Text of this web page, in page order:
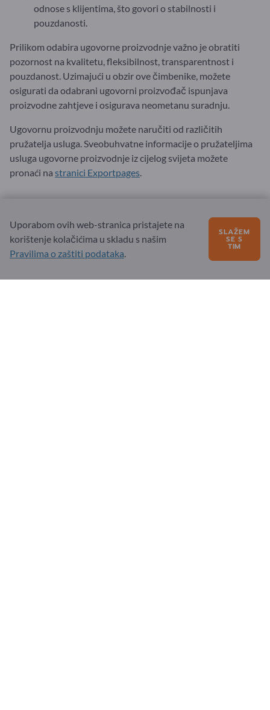
odnose s klijentima, što govori o stabilnosti i
pouzdanosti.
Prilikom odabira ugovorne proizvodnje važno je obratiti
pozornost na kvalitetu, fleksibilnost, transparentnost i
pouzdanost. Uzimajući u obzir ove čimbenike, možete
osigurati da odabrani ugovorni proizvođač ispunjava
proizvodne zahtjeve i osigurava neometanu suradnju.
Ugovornu proizvodnju možete naručiti od različitih
pružatelja usluga. Sveobuhvatne informacije o pružateljima
usluga ugovorne proizvodnje iz cijelog svijeta možete
pronaći na stranici Exportpages
Općenito
Uporabom ovih web-stranica pristajete na
korištenje kolačićima u skladu s našim
Pravilima o zaštiti podataka.
SLAŽEM
SE S
TIM